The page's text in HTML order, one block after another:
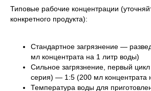
Типовые рабочие концентрации
конкретного продукта):
Стандартное загрязнение —
мл концентрата на 1 литр воды)
Сильное загрязнение, первый
серия) — 1:5 (200 мл концентрата
Температура воды для